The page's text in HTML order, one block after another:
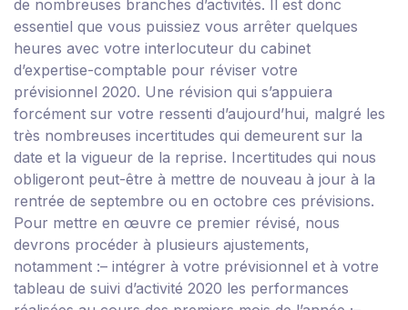
de nombreuses branches d’activités. Il est donc
essentiel que vous puissiez vous arrêter quelques
heures avec votre interlocuteur du cabinet
d’expertise-comptable pour réviser votre
prévisionnel 2020. Une révision qui s’appuiera
forcément sur votre ressenti d’aujourd’hui, malgré les
très nombreuses incertitudes qui demeurent sur la
date et la vigueur de la reprise. Incertitudes qui nous
obligeront peut-être à mettre de nouveau à jour à la
rentrée de septembre ou en octobre ces prévisions.
Pour mettre en œuvre ce premier révisé, nous
devrons procéder à plusieurs ajustements,
notamment :– intégrer à votre prévisionnel et à votre
tableau de suivi d’activité 2020 les performances